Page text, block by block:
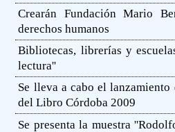
Crearán Fundación Mario
derechos humanos
Bibliotecas, librerías y
lectura''
Se lleva a cabo el
del Libro Córdoba 2009
Se presenta la muestra